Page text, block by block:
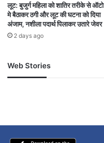
लूट: बुजुर्ग महिला को शातिर तरीके से ऑटो
मे बैठाकर ठगी और लूट की घटना को दिया
अंजाम, नशीला पदार्थ पिलाकर उतारे जेवर
2 days ago
Web Stories
जम्मू-कश्मीर में बारिश से
अपडेट